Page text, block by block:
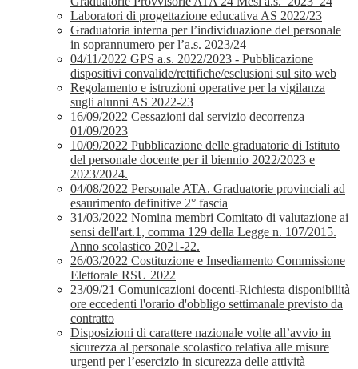
Laboratori di progettazione educativa AS 2022/23
Graduatoria interna per l’individuazione del personale
in soprannumero per l’a.s. 2023/24
04/11/2022 GPS a.s. 2022/2023 - Pubblicazione
dispositivi convalide/rettifiche/esclusioni sul sito web
Regolamento e istruzioni operative per la vigilanza
sugli alunni AS 2022-23
16/09/2022 Cessazioni dal servizio decorrenza
01/09/2023
10/09/2022 Pubblicazione delle graduatorie di Istituto
del personale docente per il biennio 2022/2023 e
2023/2024.
04/08/2022 Personale ATA. Graduatorie provinciali ad
esaurimento definitive 2° fascia
31/03/2022 Nomina membri Comitato di valutazione ai
sensi dell'art.1, comma 129 della Legge n. 107/2015.
Anno scolastico 2021-22.
26/03/2022 Costituzione e Insediamento Commissione
Elettorale RSU 2022
23/09/21 Comunicazioni docenti-Richiesta disponibilità
ore eccedenti l'orario d'obbligo settimanale previsto da
contratto
Disposizioni di carattere nazionale volte all’avvio in
sicurezza al personale scolastico relativa alle misure
urgenti per l’esercizio in sicurezza delle attività